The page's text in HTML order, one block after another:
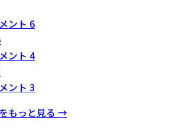
ント 6
ント 4
ント 3
もっと見る →